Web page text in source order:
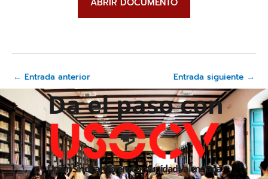
← Entrada anterior Entrada siguiente →
Da el paso con
Unión Sindical Obrera Comunidad Valenciana